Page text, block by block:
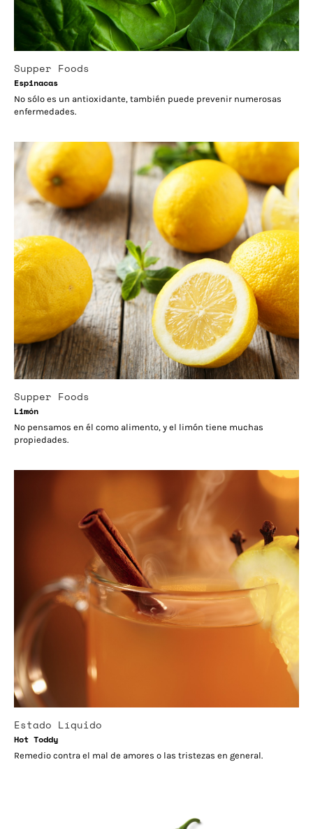
Supper Foods
Espinacas
No sólo es un antioxidante, también puede prevenir numerosas
enfermedades.
Supper Foods
Limón
No pensamos en él como alimento, y el limón tiene muchas
propiedades.
Estado Líquido
Hot Toddy
Remedio contra el mal de amores o las tristezas en general.